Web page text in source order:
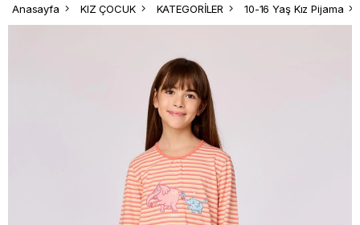
Anasayfa KIZ ÇOCUK KATEGORİLER 10-16 Yaş Kız Pijama